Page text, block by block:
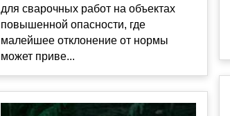
для сварочных работ на объектах
повышенной опасности, где
малейшее отклонение от нормы
может приве...